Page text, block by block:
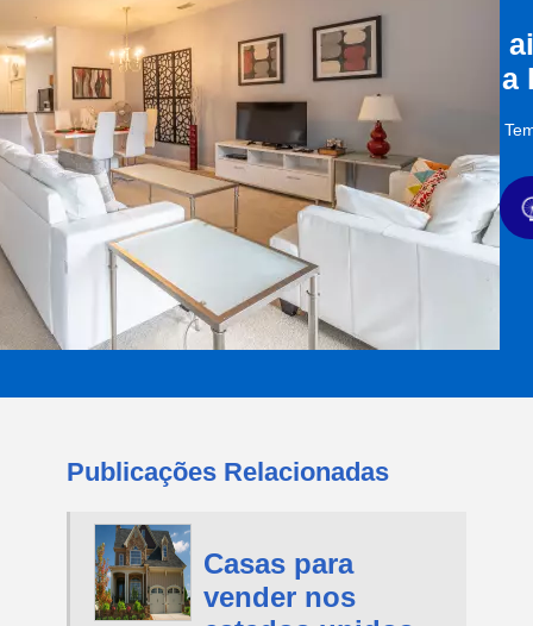
a
Publicações Relacionadas
Casas para
vender nos